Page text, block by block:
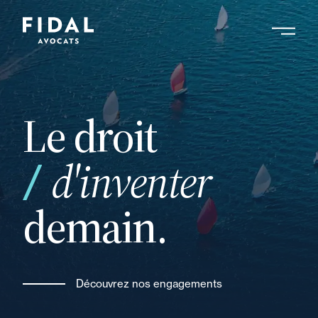
Aller
au
contenu
principalRechercher un mot clé, un professionnel ....
Le droit
d'inventer
demain.
Découvrez nos engagements
votre